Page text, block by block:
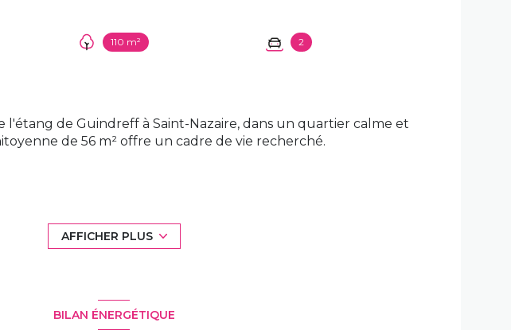
110 m² 2
l'étang de Guindreff à Saint-Nazaire, dans un quartier calme et
de 56 m² offre un cadre de vie recherché.
Une buanderie ainsi qu'un WC indépendant
et une salle de bain avec WC et meuble vasque. À
vient compléter l'ensemble, le tout sur une parcelle de 110 m².
AFFICHER PLUS
BILAN ÉNERGÉTIQUE